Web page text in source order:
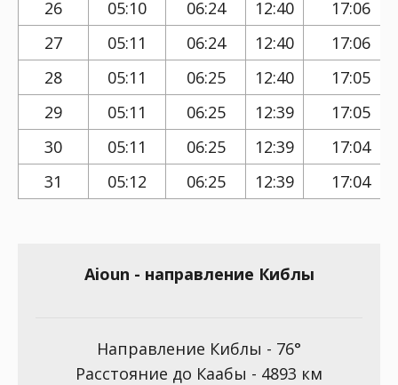
26 05:10 06:24 12:40
17:06
27
05:11 06:24 12:40
17:06
28
05:11 06:25 12:40
17:05
29
05:11 06:25 12:39
17:05
30
05:11 06:25 12:39
17:04
31
05:12 06:25 12:39 17:04
Aioun - направление Киблы
Направление Киблы - 76°
Расстояние до Каабы - 4893 км